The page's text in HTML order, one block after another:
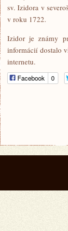
sv. Izidora v
v roku 1722.
Izidor je známy
informácií dostalo
internetu.
Facebook 0